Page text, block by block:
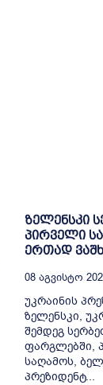
ზელენსკი
პირველი
ერთად
08 Აგვისტო
უკრაინის
ზელენსკი,
შემდეგ
ფარგლებში,
საღამოს,
პრეზიდენტ...